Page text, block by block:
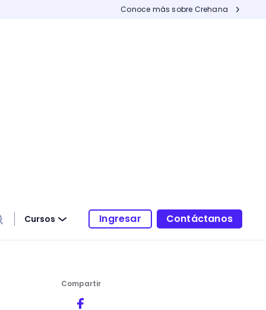
Conoce más sobre Crehana
Cursos Ingresar Contáctanos
Compartir